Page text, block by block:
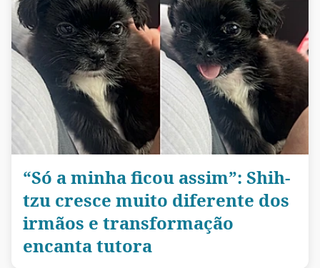
“Só a minha ficou assim”: Shih-
tzu cresce muito diferente dos
irmãos e transformação
encanta tutora